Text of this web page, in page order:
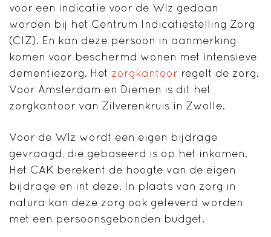
voor een indicatie voor de Wlz gedaan
worden bij het Centrum Indicatiestelling Zorg
(CIZ). En kan deze persoon in aanmerking
komen voor beschermd wonen met intensieve
dementiezorg. Het zorgkantoor regelt de zorg.
Voor Amsterdam en Diemen is dit het
zorgkantoor van Zilverenkruis in Zwolle.
Voor de Wlz wordt een eigen bijdrage
gevraagd, die gebaseerd is op het inkomen.
Het CAK berekent de hoogte van de eigen
bijdrage en int deze. In plaats van zorg in
natura kan deze zorg ook geleverd worden
met een persoonsgebonden budget.